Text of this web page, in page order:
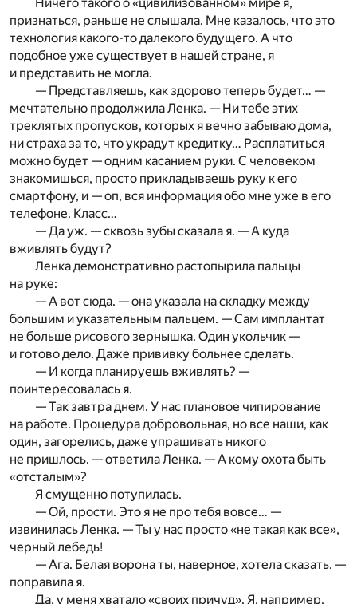
признаться, раньше не слышала. Мне казалось, что это
технология какого-то далекого будущего. А что
подобное уже существует в нашей стране, я
и представить не могла.
— Представляешь, как здорово теперь будет… —
мечтательно продолжила Ленка. — Ни тебе этих
треклятых пропусков, которых я вечно забываю дома,
ни страха за то, что украдут кредитку… Расплатиться
можно будет — одним касанием руки. С человеком
знакомишься, просто прикладываешь руку к его
смартфону, и — оп, вся информация обо мне уже в его
телефоне. Класс…
— Да уж. — сквозь зубы сказала я. — А куда
вживлять будут?
Ленка демонстративно растопырила пальцы
на руке:
— А вот сюда. — она указала на складку между
большим и указательным пальцем. — Сам имплантат
не больше рисового зернышка. Один укольчик —
и готово дело. Даже прививку больнее сделать.
— И когда планируешь вживлять? —
поинтересовалась я.
— Так завтра днем. У нас плановое чипирование
на работе. Процедура добровольная, но все наши, как
один, загорелись, даже упрашивать никого
не пришлось. — ответила Ленка. — А кому охота быть
«отсталым»?
Я смущенно потупилась.
— Ой, прости. Это я не про тебя вовсе… —
извинилась Ленка. — Ты у нас просто «не такая как все»,
черный лебедь!
— Ага. Белая ворона ты, наверное, хотела сказать. —
поправила я.
Да, у меня хватало «своих причуд». Я, например,